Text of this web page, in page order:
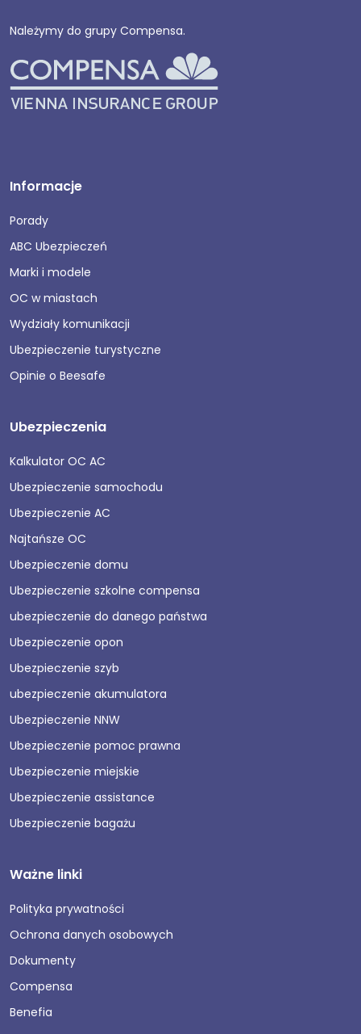
Należymy do grupy Compensa.
Informacje
Porady
ABC Ubezpieczeń
Marki i modele
OC w miastach
Wydziały komunikacji
Ubezpieczenie turystyczne
Opinie o Beesafe
Ubezpieczenia
Kalkulator OC AC
Ubezpieczenie samochodu
Ubezpieczenie AC
Najtańsze OC
Ubezpieczenie domu
Ubezpieczenie szkolne compensa
ubezpieczenie do danego państwa
Ubezpieczenie opon
Ubezpieczenie szyb
ubezpieczenie akumulatora
Ubezpieczenie NNW
Ubezpieczenie pomoc prawna
Ubezpieczenie miejskie
Ubezpieczenie assistance
Ubezpieczenie bagażu
Ważne linki
Polityka prywatności
Ochrona danych osobowych
Dokumenty
Compensa
Benefia